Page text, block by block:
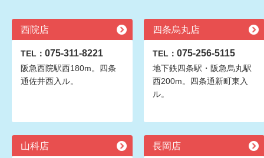
西院店
TEL： 075-311-8221
阪急西院駅西180m。四条
通佐井西入ル。
四条烏丸店
TEL： 075-256-5115
地下鉄四条駅・阪急烏丸駅
西200m。四条通新町東入
ル。
山科店 長岡店